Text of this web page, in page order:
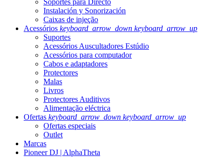
Soportes para Directo
Instalación y Sonorización
Caixas de injeção
Acessórios keyboard_arrow_down keyboard_arrow_up
Suportes
Acessórios Auscultadores Estúdio
Acessórios para computador
Cabos e adaptadores
Protectores
Malas
Livros
Protectores Auditivos
Alimentação eléctrica
Ofertas keyboard_arrow_down keyboard_arrow_up
Ofertas especiais
Outlet
Marcas
Pioneer DJ | AlphaTheta